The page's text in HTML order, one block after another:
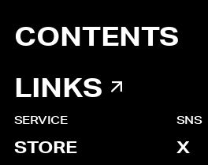
CONTENTS
LINKS
SERVICE
STORE
SNS
X